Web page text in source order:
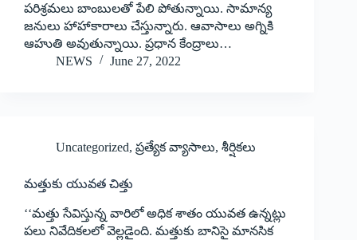
పరిశ్రమలు బాంబులతో పేలి పోతున్నాయి. సామాన్య
జనులు హాహాకారాలు చేస్తున్నారు. ఆవాసాలు అగ్నికి
ఆహుతి అవుతున్నాయి. ప్రధాన కేంద్రాలు…
NEWS
June 27, 2022
Uncategorized, ప్రత్యేక వ్యాసాలు, శీర్షికలు
మత్తుకు యువత చిత్తు
‘‘మత్తు సేవిస్తున్న వారిలో అధిక శాతం యువత ఉన్నట్లు
పలు నివేదికలలో వెల్లడైంది. మత్తుకు బానిసై మానసిక